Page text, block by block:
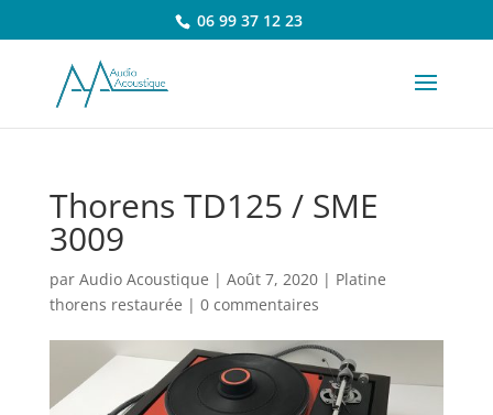
06 99 37 12 23
Thorens TD125 / SME
3009
par Audio Acoustique | Août 7, 2020| Platine
thorens restaurée | 0 commentaires